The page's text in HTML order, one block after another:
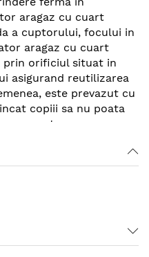
aragaz cu cuart
a cuptorului, focului in
aragaz cu cuart
prin orificiul situat in
asigurand reutilizarea
este prevazut cu
copiii sa nu poata
cu cuart, sa se